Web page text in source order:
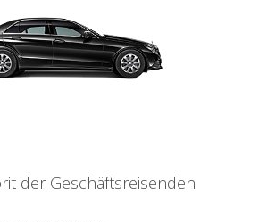
der Geschäftsreisenden